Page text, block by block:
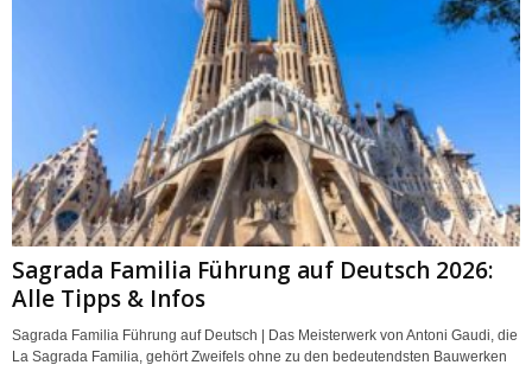
Sagrada Familia Führung auf Deutsch 2026:
Alle Tipps & Infos
Sagrada Familia Führung auf Deutsch | Das Meisterwerk von Antoni Gaudi, die
La Sagrada Familia, gehört Zweifels ohne zu den bedeutendsten Bauwerken